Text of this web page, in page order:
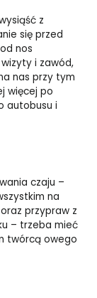
z
się przed
nos
i zawód,
nas przy tym
więcej po
autobusu i
czaju –
na
przypraw z
– trzeba mieć
twórcą owego